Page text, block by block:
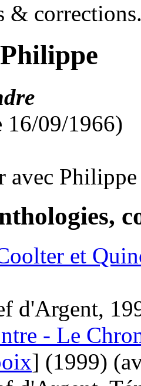
&
16/09/1966)
avec
et
d'Argent,
- Le
] (1999)